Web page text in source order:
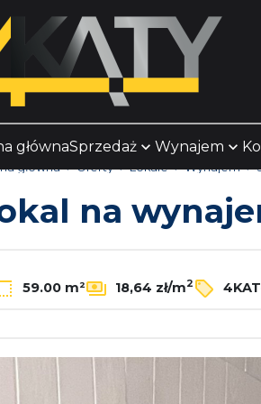
głównaSprzedaż Wynajem
główna Oferty Lokale Wynajem
na
59.00 m² 18,64 zł/m2